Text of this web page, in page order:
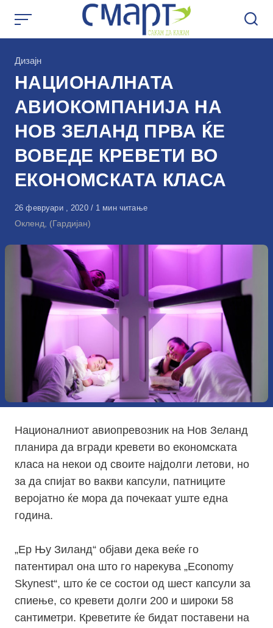
КАтегорија
Дизајн
НАЦИОНАЛНАТА
АВИОКОМПАНИЈА НА
НОВ ЗЕЛАНД ПРВА ЌЕ
ВОВЕДЕ КРЕВЕТИ ВО
ЕКОНОМСКАТА КЛАСА
Објавено
на
26 февруари , 2020 1 мин читање
Окленд, (Гардијан)
Националниот авиопревозник на Нов Зеланд
планира да вгради кревети во економската
класа на некои од своите најдолги летови, но
за да спијат во вакви капсули, патниците
веројатно ќе мора да почекаат уште една
година.
„Ер Њу Зиланд“ објави дека веќе го
патентирал она што го нарекува „Economy
Skynest“, што ќе се состои од шест капсули за
спиење, со кревети долги 200 и широки 58
сантиметри. Креветите ќе бидат поставени на